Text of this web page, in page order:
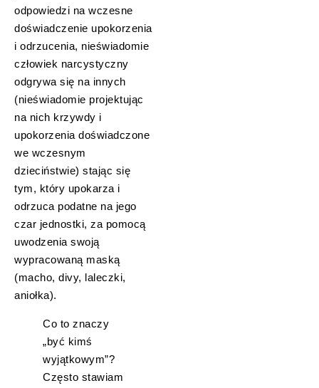
odpowiedzi na wczesne
doświadczenie upokorzenia
i odrzucenia, nieświadomie
człowiek narcystyczny
odgrywa się na innych
(nieświadomie projektując
na nich krzywdy i
upokorzenia doświadczone
we wczesnym
dzieciństwie) stając się
tym, który upokarza i
odrzuca podatne na jego
czar jednostki, za pomocą
uwodzenia swoją
wypracowaną maską
(macho, divy, laleczki,
aniołka).
Co to znaczy
„być kimś
wyjątkowym”?
Często stawiam